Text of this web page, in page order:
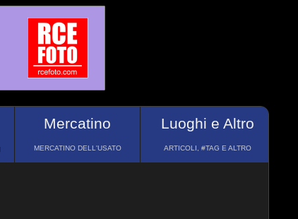
Mercatino
MERCATINO DELL'USATO
Luoghi e Altro
ARTICOLI, #TAG E ALTRO